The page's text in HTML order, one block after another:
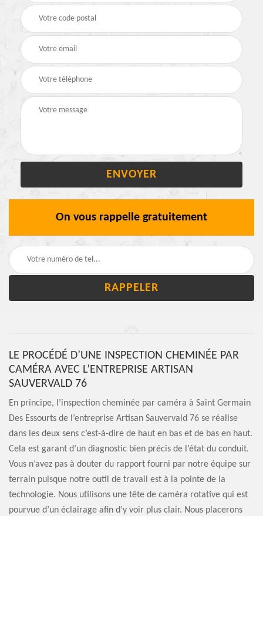
On vous rappelle gratuitement
LE PROCÉDÉ D’UNE INSPECTION CHEMINÉE PAR
CAMÉRA AVEC L’ENTREPRISE ARTISAN
SAUVERVALD 76
En principe, l’inspection cheminée par caméra à Saint Germain
Des Essourts de l’entreprise Artisan Sauvervald 76 se réalise
dans les deux sens c’est-à-dire de haut en bas et de bas en haut.
Cela est garant d’un diagnostic bien précis de l’état du conduit.
Vous n’avez pas à douter du rapport fourni par notre équipe sur
terrain puisque notre outil de travail est à la pointe de la
technologie. Nous utilisons une tête de caméra rotative qui est
pourvue d’un éclairage afin d’y voir plus clair. Nous placerons